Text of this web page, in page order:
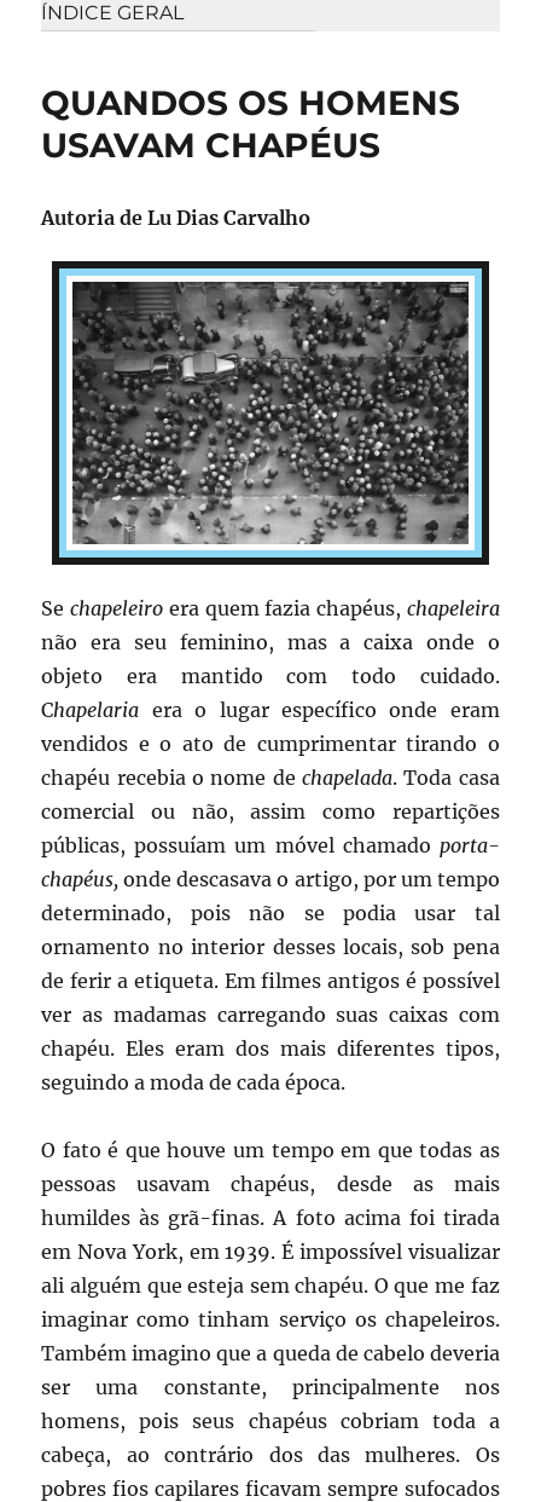
ÍNDICE GERAL
QUANDOS OS HOMENS
USAVAM CHAPÉUS
Autoria deLu Dias Carvalho
Sechapeleiro era quem fazia chapéus, chapeleira
não era seu feminino, mas a caixa onde o
objeto era mantido com todo cuidado.
Chapelaria era o lugar específico onde eram
vendidos e o ato de cumprimentar tirando o
chapéu recebia o nome de chapelada. Toda casa
comercial ou não, assim como repartições
públicas, possuíam um móvel chamado porta-
chapéus, onde descasava o artigo, por um tempo
determinado, pois não se podia usar tal
ornamento no interior desses locais, sob pena
de ferir a etiqueta. Em filmes antigos é possível
ver as madamas carregando suas caixas com
chapéu. Eles eram dos mais diferentes tipos,
seguindo a moda de cada época.
O fato é que houve um tempo em que todas as
pessoas usavam chapéus, desde as mais
humildes às grã-finas. A foto acima foi tirada
em Nova York, em 1939. É impossível visualizar
ali alguém que esteja sem chapéu. O que me faz
imaginar como tinham serviço os chapeleiros.
Também imagino que a queda de cabelo deveria
ser uma constante, principalmente nos
homens, pois seus chapéus cobriam toda a
cabeça, ao contrário dos das mulheres. Os
pobres fios capilares ficavam sempre sufocados